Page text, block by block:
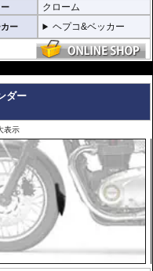
ダー
表示
。
ガードは、単なるドレスアップ
シデントからライダーを最優先
た、極めて実戦的な「物理的保
面と車体の間に十分なスペース
、重量級のマシンであってもラ
。怪我のリスクを最小限に抑
せん。車種ごとのフレーム強度
ダーへの衝撃緩和はもちろん、
とで、自走不能な状態（レッカ
と、均一で強固な溶接技術。ド
の安全を託すに足る、強靭な守
クローム
カー ヘプコ&ベッカー